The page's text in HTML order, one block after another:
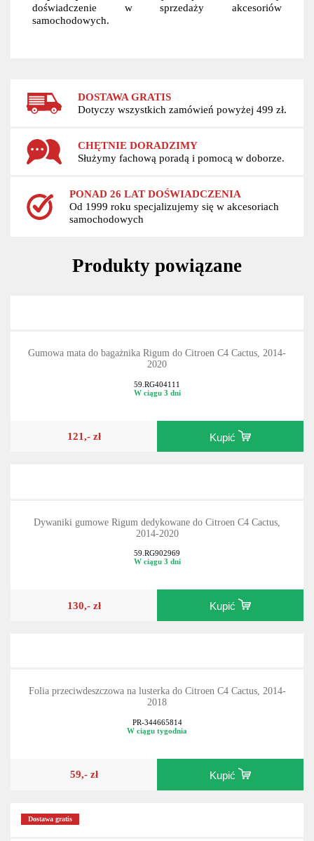
doświadczenie w sprzedaży akcesoriów
samochodowych.
DOSTAWA GRATIS
Dotyczy wszystkich zamówień powyżej 499 zł.
CHĘTNIE DORADZIMY
Służymy fachową poradą i pomocą w doborze.
PONAD 26 LAT DOŚWIADCZENIA
Od 1999 roku specjalizujemy się w akcesoriach
samochodowych
Produkty powiązane
Gumowa mata do bagażnika Rigum do Citroen C4 Cactus, 2014-
2020
59.RG404111
W ciągu 3 dni
121,- zł Kupić
Dywaniki gumowe Rigum dedykowane do Citroen C4 Cactus,
2014-2020
59.RG902969
W ciągu 3 dni
130,- zł Kupić
Folia przeciwdeszczowa na lusterka do Citroen C4 Cactus, 2014-
2018
PR-344665814
W ciągu tygodnia
59,- zł Kupić
Dostawa gratis